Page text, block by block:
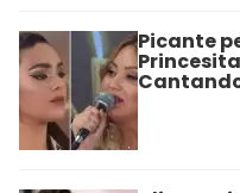
Picante